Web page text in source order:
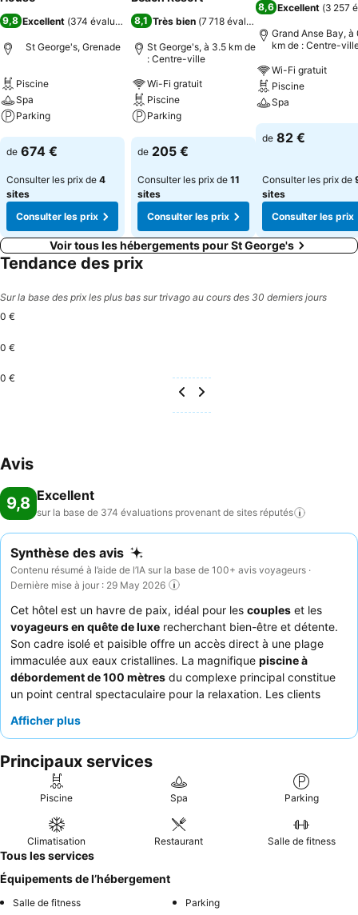
9,8 Excellent (374 évaluations)
St George's, Grenade
Piscine
Spa
Parking
Consulter les prix
de 674 €
Consulter les prix de 4
sites
Consulter les prix
8,1 Très bien (7 718 évaluations
St George's, à 3.5 km de
: Centre-ville
Wi-Fi gratuit
Piscine
Parking
Consulter les prix
de 205 €
Consulter les prix de 11
sites
Consulter les prix
8,6 Excellent (3 257
Grand Anse Bay, à
km de : Centre-
Wi-Fi gratuit
Piscine
Spa
Consulter les
de 82 €
Consulter les prix de
sites
Consulter les prix
Voir tous les hébergements pour St George's
Tendance des prix
Sur la base des prix les plus bas sur trivago au cours des 30 derniers jours
0 €
0 €
0 €
Avis
9,8 Excellent
sur la base de 374 évaluations provenant de sites réputés
Synthèse des avis
Contenu résumé à l’aide de l’IA sur la base de 100+ avis voyageurs ·
Dernière mise à jour : 29 May 2026
Cet hôtel est un havre de paix, idéal pour les couples et les
voyageurs en quête de luxe recherchant bien-être et détente.
Son cadre isolé et paisible offre un accès direct à une plage
immaculée aux eaux cristallines. La magnifique piscine à
débordement de 100 mètres du complexe principal constitue
un point central spectaculaire pour la relaxation. Les clients
et le délicieux
chambre aux étages supérieurs.
Afficher plus
Principaux services
Piscine Spa Parking
Climatisation Restaurant Salle de fitness
Tous les services
Équipements de l’hébergement
Salle de fitness
Parking